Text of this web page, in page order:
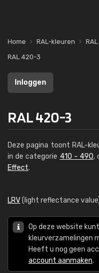
Home RAL-kleuren
RAL 420-3
Inloggen
RAL 420-3
Deze pagina toont RAL-
in de categorie 410 - 490,
Effect.
LRV(light reflectance
Op deze website
kleurverzamelingen
Heeft u nog geen
account aanmaken.